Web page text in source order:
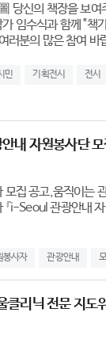
당신의 책장을 보여
임수식과 함께 "책
러분의 많은 참여 바
민 기획전시 전시
내 자원봉사단 모
모집 공고,움직이는
i-Seoul 관광안내 자
봉사자 관광안내
클리닉 전문 지도